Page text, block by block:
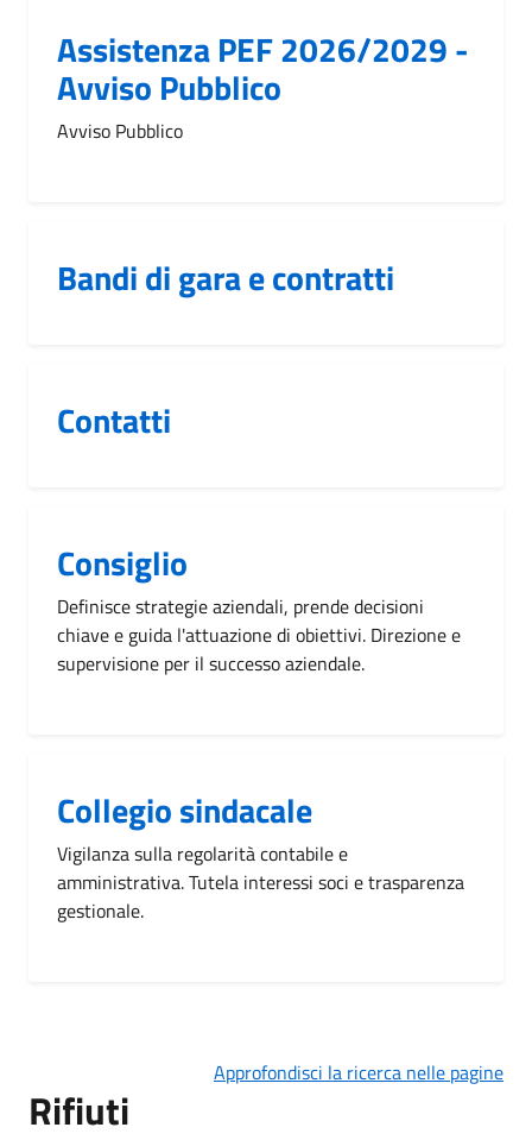
Assistenza PEF 2026/2029 -
Avviso Pubblico
Avviso Pubblico
Bandi di gara e contratti
Contatti
Consiglio
Definisce strategie aziendali, prende decisioni
chiave e guida l'attuazione di obiettivi. Direzione e
supervisione per il successo aziendale.
Collegio sindacale
Vigilanza sulla regolarità contabile e
amministrativa. Tutela interessi soci e trasparenza
gestionale.
Approfondisci la ricerca nelle pagine
Rifiuti